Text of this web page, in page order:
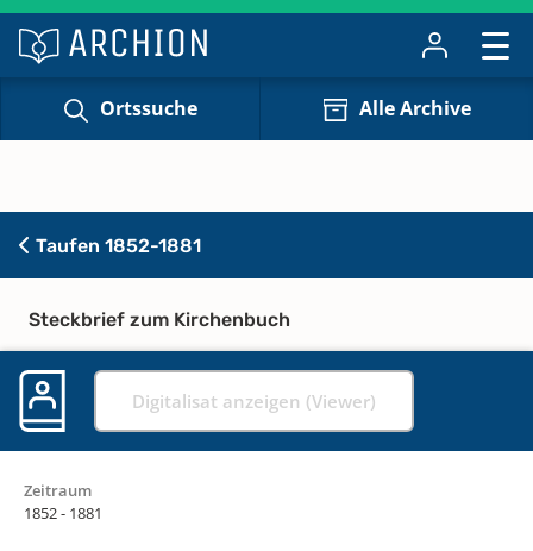
Ortssuche Alle Archive
Taufen 1852-1881
Steckbrief zum Kirchenbuch
Digitalisat anzeigen (Viewer)
Zeitraum
1852 - 1881